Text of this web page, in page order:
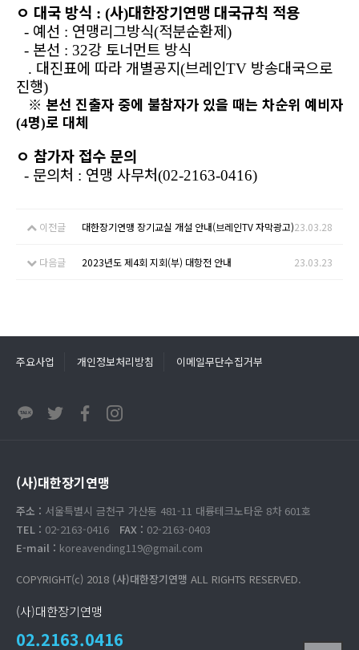
ㅇ 대국 방식 : (사)대한장기연맹 대국규칙 적용
- 예선 : 연맹리그방식(적분순환제)
- 본선 : 32강 토너먼트 방식
. 대진표에 따라 개별공지(브레인TV 방송대국으로
진행)
※ 본선 진출자 중에 불참자가 있을 때는 차순위 예비자
(4명)로 대체
ㅇ 참가자 접수 문의
- 문의처 : 연맹 사무처(02-2163-0416)
이전글 대한장기연맹 장기교실 개설 안내(브레인TV 자막광고)23.03.28
다음글 2023년도 제4회 지회(부) 대항전 안내 23.03.23
주요사업 개인정보처리방침 이메일무단수집거부
(사)대한장기연맹
주소 : 서울특별시 금천구 가산동 481-11 대륭테크노타운 8차 601호
TEL : 02-2163-0416 FAX : 02-2163-0403
E-mail : koreavending119@gmail.com
COPYRIGHT(c) 2018 (사)대한장기연맹 ALL RIGHTS RESERVED.
(사)대한장기연맹
02.2163.0416